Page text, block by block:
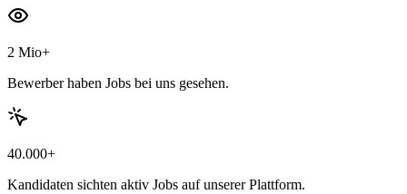
2 Mio+
Bewerber haben Jobs bei uns gesehen.
40.000+
Kandidaten sichten aktiv Jobs auf unserer Plattform.